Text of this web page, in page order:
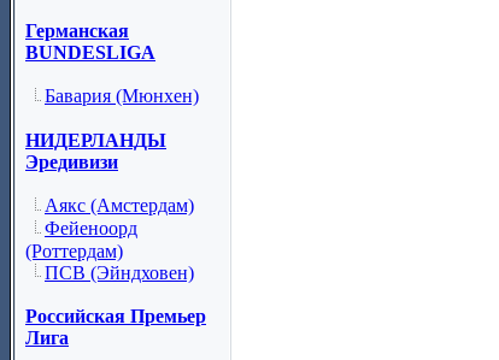
Германская
BUNDESLIGA
Бавария (Мюнхен)
НИДЕРЛАНДЫ
Эредивизи
Аякс (Амстердам)
Фейеноорд
(Роттердам)
ПСВ (Эйндховен)
Российская Премьер
Лига